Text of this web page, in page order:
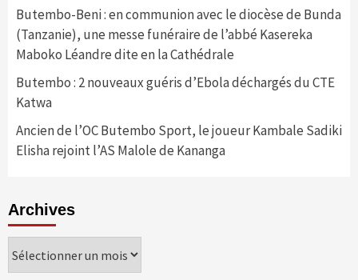
Butembo-Beni : en communion avec le diocèse de Bunda
(Tanzanie), une messe funéraire de l’abbé Kasereka
Maboko Léandre dite en la Cathédrale
Butembo : 2 nouveaux guéris d’Ebola déchargés du CTE
Katwa
Ancien de l’OC Butembo Sport, le joueur Kambale Sadiki
Elisha rejoint l’AS Malole de Kananga
Archives
Archives